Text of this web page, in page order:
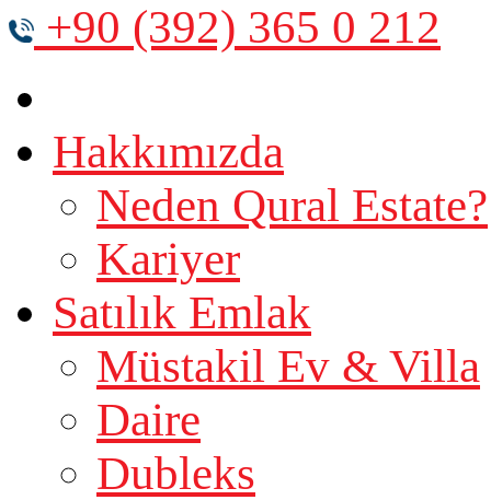
+90 (392) 365 0 212
Hakkımızda
Neden Qural Estate?
Kariyer
Satılık Emlak
Müstakil Ev & Villa
Daire
Dubleks